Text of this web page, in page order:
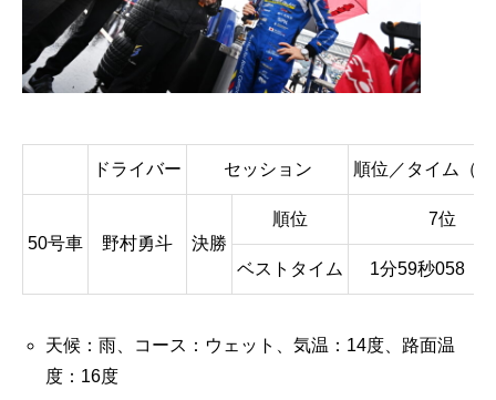
ドライバー セッション 順位／タイム（
50号車 野村勇斗 決勝
順位 7位
ベストタイム 1分59秒058（
天候：雨、コース：ウェット、気温：14度、路面温
度：16度